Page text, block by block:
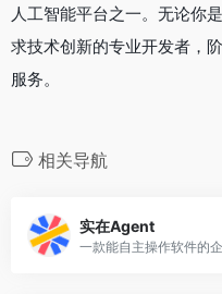
人工智能平台之一。无论你
求技术创新的专业开发者，
服务。
相关导航
实在Agent